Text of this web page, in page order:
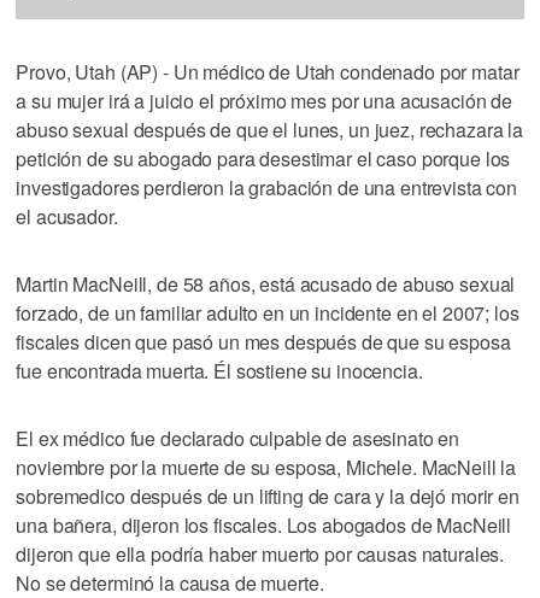
Provo, Utah (AP) - Un médico de Utah condenado por matar
a su mujer irá a juicio el próximo mes por una acusación de
abuso sexual después de que el lunes, un juez, rechazara la
petición de su abogado para desestimar el caso porque los
investigadores perdieron la grabación de una entrevista con
el acusador.
Martin MacNeill, de 58 años, está acusado de abuso sexual
forzado, de un familiar adulto en un incidente en el 2007; los
fiscales dicen que pasó un mes después de que su esposa
fue encontrada muerta. Él sostiene su inocencia.
El ex médico fue declarado culpable de asesinato en
noviembre por la muerte de su esposa, Michele. MacNeill la
sobremedico después de un lifting de cara y la dejó morir en
una bañera, dijeron los fiscales. Los abogados de MacNeill
dijeron que ella podría haber muerto por causas naturales.
No se determinó la causa de muerte.